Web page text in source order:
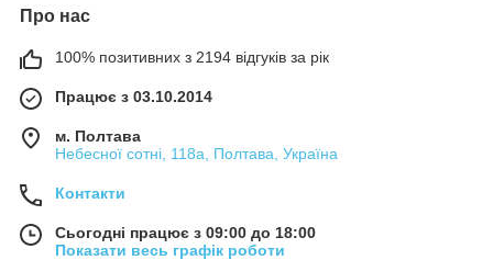
Про нас
100% позитивних з 2194 відгуків за рік
Працює з 03.10.2014
м. Полтава
Небесної сотні, 118а, Полтава, Україна
Контакти
Сьогодні працює з 09:00 до 18:00
Показати весь графік роботи